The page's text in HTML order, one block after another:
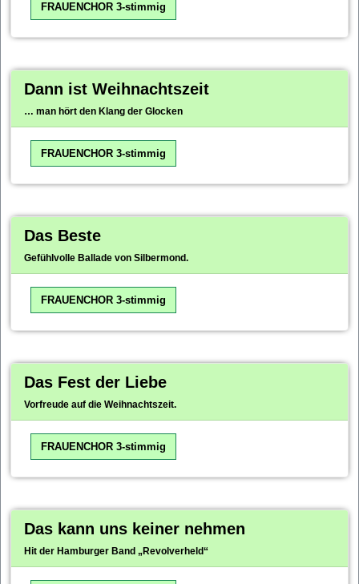
FRAUENCHOR 3-stimmig
Dann ist Weihnachtszeit
… man hört den Klang der Glocken
FRAUENCHOR 3-stimmig
Das Beste
Gefühlvolle Ballade von Silbermond.
FRAUENCHOR 3-stimmig
Das Fest der Liebe
Vorfreude auf die Weihnachtszeit.
FRAUENCHOR 3-stimmig
Das kann uns keiner nehmen
Hit der Hamburger Band „Revolverheld“